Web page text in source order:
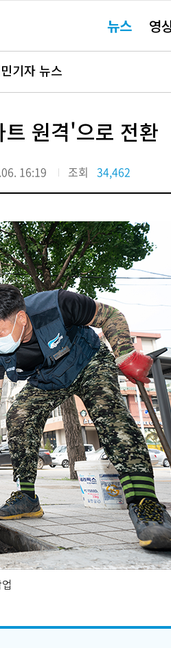
요뉴스 영
기자 뉴스
원격'으로 전환
16:19 조회 34,462